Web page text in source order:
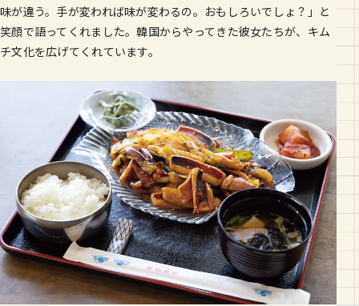
味が違う。手が変われば味が変わるの。おもしろいでしょ？」と
笑顔で語ってくれました。韓国からやってきた彼女たちが、キム
チ文化を広げてくれています。